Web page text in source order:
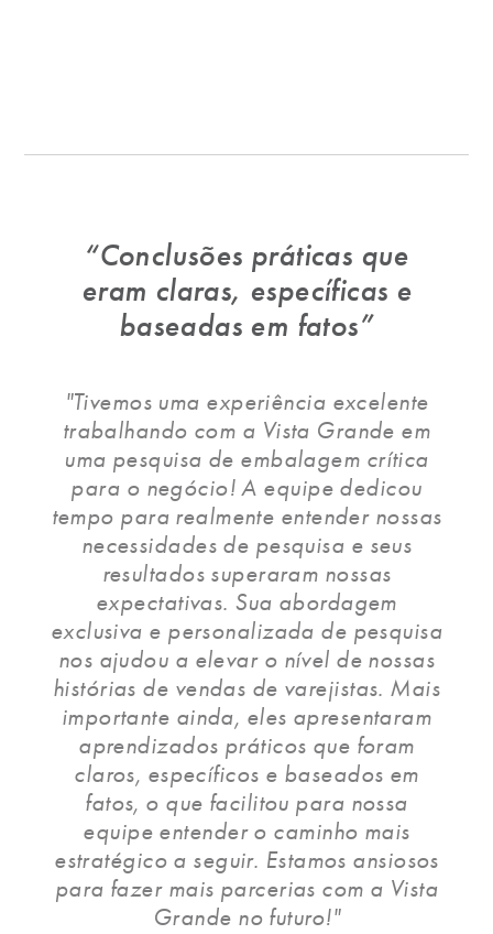
“Conclusões práticas que
eram claras, específicas e
baseadas em fatos”
"Tivemos uma experiência excelente
trabalhando com a Vista Grande em
uma pesquisa de embalagem crítica
para o negócio! A equipe dedicou
tempo para realmente entender nossas
necessidades de pesquisa e seus
resultados superaram nossas
expectativas. Sua abordagem
exclusiva e personalizada de pesquisa
nos ajudou a elevar o nível de nossas
histórias de vendas de varejistas. Mais
importante ainda, eles apresentaram
aprendizados práticos que foram
claros, específicos e baseados em
fatos, o que facilitou para nossa
equipe entender o caminho mais
estratégico a seguir. Estamos ansiosos
para fazer mais parcerias com a Vista
Grande no futuro!"